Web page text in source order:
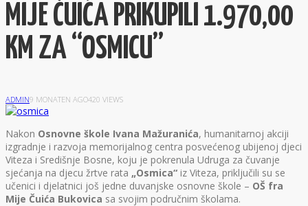
MIJE ČUIĆA PRIKUPILI 1.970,00
KM ZA “OSMICU”
ADMIN9 MONATEN AGO420 VIEWS
Nakon Osnovne škole Ivana Mažuranića, humanitarnoj akciji
izgradnje i razvoja memorijalnog centra posvećenog ubijenoj djeci
Viteza i Središnje Bosne, koju je pokrenula Udruga za čuvanje
sjećanja na djecu žrtve rata „Osmica“ iz Viteza, priključili su se
učenici i djelatnici još jedne duvanjske osnovne škole – OŠ fra
Mije Čuića Bukovica sa svojim područnim školama.